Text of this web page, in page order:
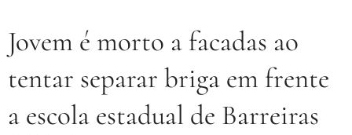
Jovem é morto a facadas ao
tentar separar briga em frente
a escola estadual de Barreiras